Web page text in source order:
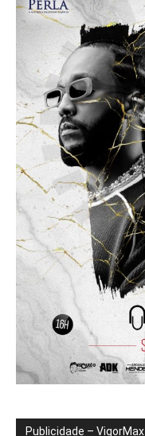
Publicidade – VigorMax